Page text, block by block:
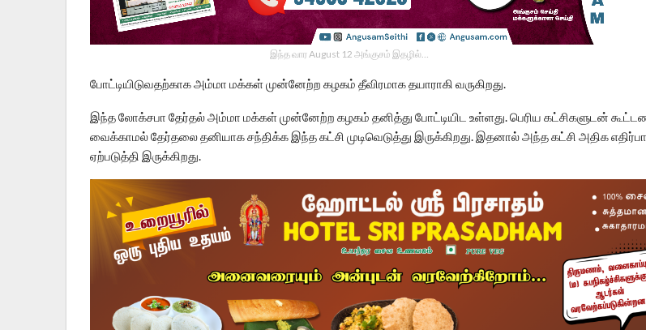
இந்த வார August 12 அங்குசம் இதழில்…
போட்டியிடுவதற்காக அம்மா மக்கள் முன்னேற்ற கழகம் தீவிரமாக தயாராகி வருகிறது.
இந்த லோக்சபா தேர்தல் அம்மா மக்கள் முன்னேற்ற கழகம் தனித்து போட்டியிட உள்ளது. பெரிய கட்சிகளுடன்
வைக்காமல் தேர்தலை தனியாக சந்திக்க இந்த கட்சி முடிவெடுத்து இருக்கிறது. இதனால் அந்த கட்சி அதிக
ஏற்படுத்தி இருக்கிறது.